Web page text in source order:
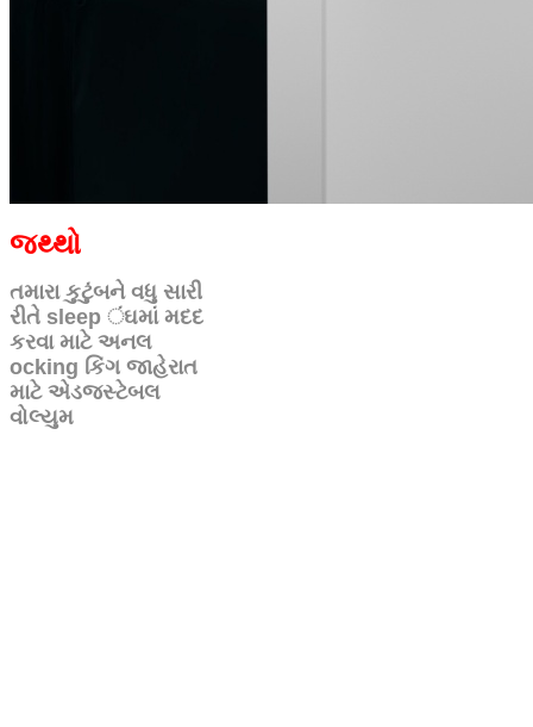
જથ્થો
તમારા કુટુંબને વધુ સારી
રીતે sleep ંઘમાં મદદ
કરવા માટે અનલ
ocking કિંગ જાહેરાત
માટે એડજસ્ટેબલ
વોલ્યુમ